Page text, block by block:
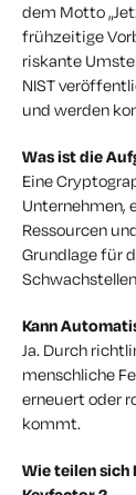
dem Motto
frühzeitige
riskante
NIST
und werden
Was ist die
Eine
Unternehmen,
Ressourcen
Grundlage für
Kann
Ja. Durch
menschliche
erneuert oder
kommt.
Wie teilen sich